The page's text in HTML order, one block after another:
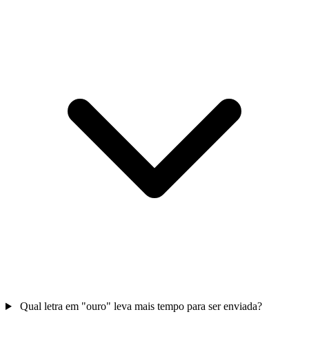
Qual letra em "ouro" leva mais tempo para ser enviada?